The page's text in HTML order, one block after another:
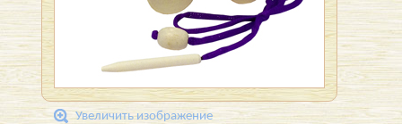
Увеличить изображение